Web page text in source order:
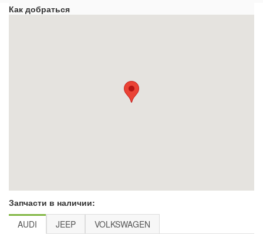
Как добраться
Запчасти в наличии:
AUDI
JEEP VOLKSWAGEN